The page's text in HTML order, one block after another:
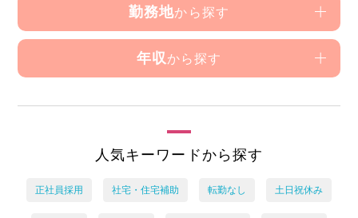
勤務地から探す
年収 から探す
人気キーワードから探す
正社員採用 社宅・住宅補助 転勤なし 土日祝休み